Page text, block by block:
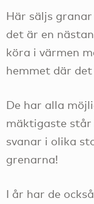
Här säljs
det är en
köra i värmen
hemmet där
De har alla
mäktigaste står
svanar i olika
grenarna!
I år har de